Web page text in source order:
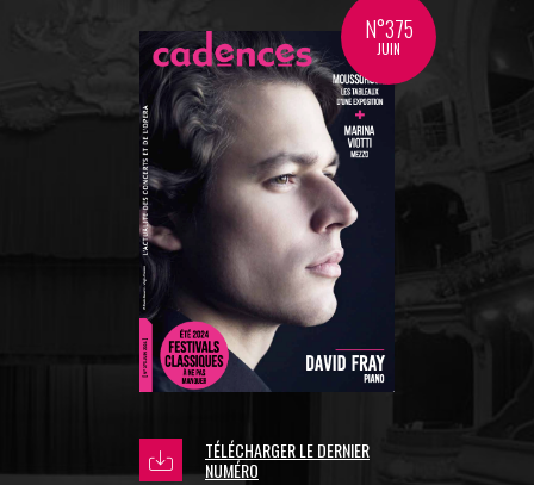
N°375
JUIN
TÉLÉCHARGER LE DERNIER
NUMÉRO